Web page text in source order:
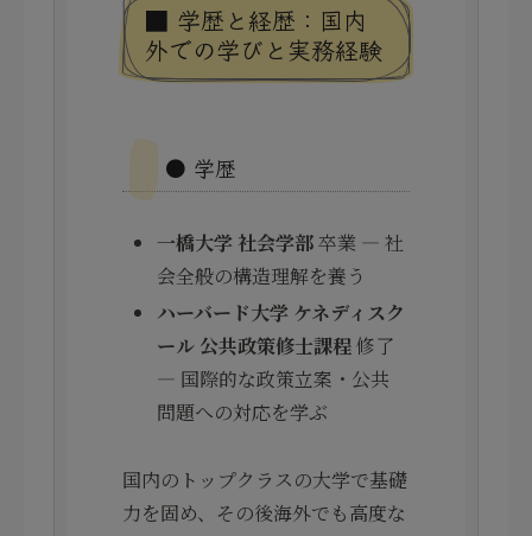
■ 学歴と経歴：国内
外での学びと実務経験
● 学歴
一橋大学 社会学部卒業 — 社
会全般の構造理解を養う
ハーバード大学 ケネディスク
ール 公共政策修士課程修了
— 国際的な政策立案・公共
問題への対応を学ぶ
国内のトップクラスの大学で基礎
力を固め、その後海外でも高度な